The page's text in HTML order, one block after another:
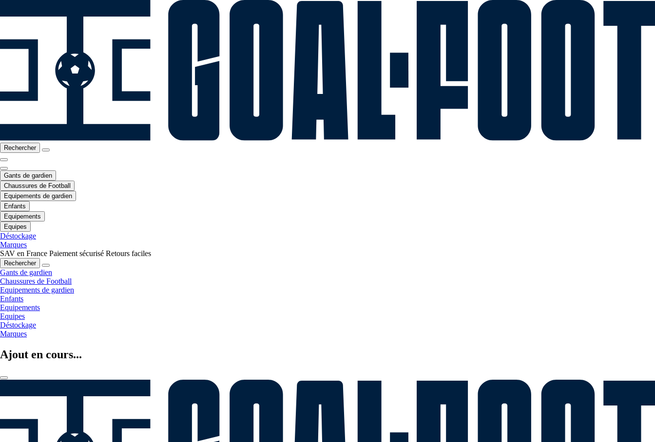
Rechercher
Gants de gardien
Chaussures de Football
Equipements de gardien
Enfants
Equipements
Equipes
Déstockage
Marques
SAV en France Paiement sécurisé Retours faciles
Rechercher
Gants de gardien
Chaussures de Football
Equipements de gardien
Enfants
Equipements
Equipes
Déstockage
Marques
Ajout en cours...